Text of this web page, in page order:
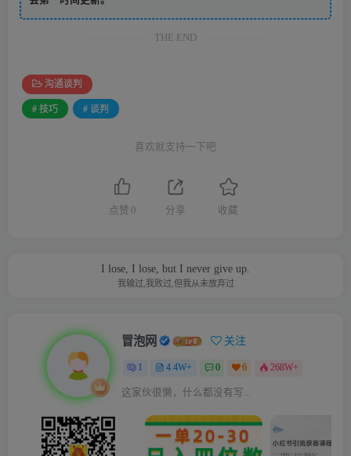
THE END
沟通谈判
# 技巧 # 谈判
喜欢就支持一下吧
点赞 0 分享 收藏
I lose, I lose, but I never give up.
我输过,我败过,但我从未放弃过
冒泡网 关注
1 4.4W+ 0 6 268W+
这家伙很懒，什么都没有写...